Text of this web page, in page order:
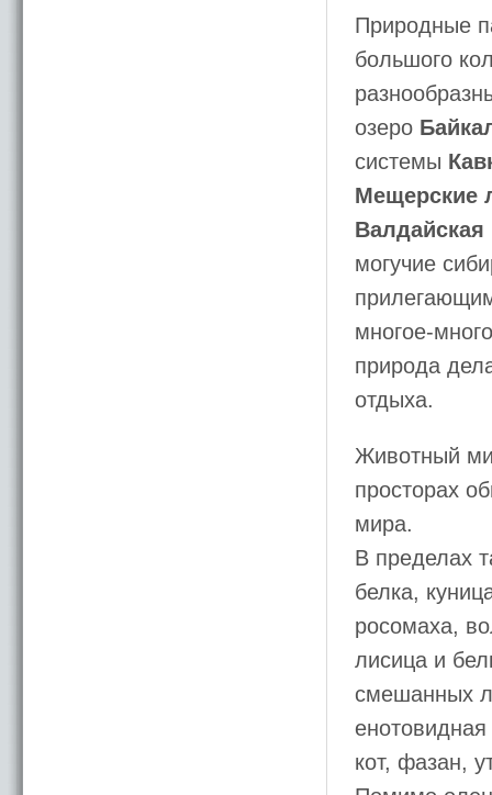
Природные
большого
озеро
системы
Мещерские
могучие
многое-
природа
отдыха.
Животный
просторах
мира.
В пределах
белка,
росомаха,
лисица и
смешанных
кот, фазан,